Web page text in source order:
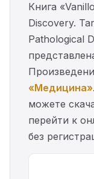
Книга
Discovery.
Pathological
«Медицина»
можете
перейти к
без